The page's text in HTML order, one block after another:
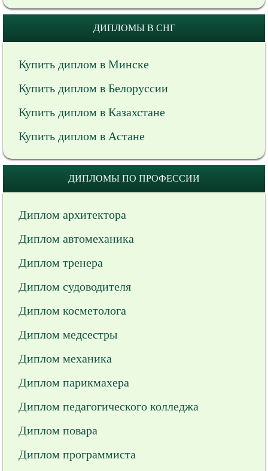
ДИПЛОМЫ В СНГ
Купить диплом в Минске
Купить диплом в Белоруссии
Купить диплом в Казахстане
Купить диплом в Астане
ДИПЛОМЫ ПО ПРОФЕССИИ
Диплом архитектора
Диплом автомеханика
Диплом тренера
Диплом судоводителя
Диплом косметолога
Диплом медсестры
Диплом механика
Диплом парикмахера
Диплом педагогического колледжа
Диплом повара
Диплом программиста